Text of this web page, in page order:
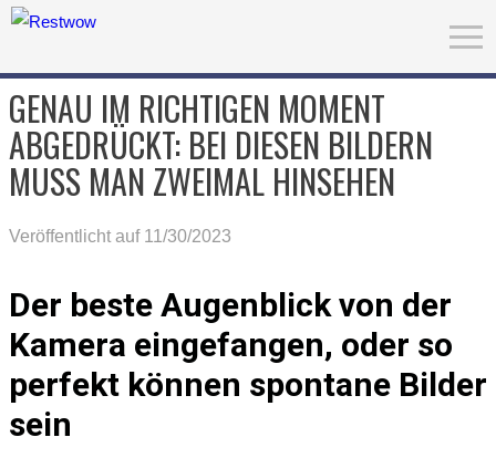
GENAU IM RICHTIGEN MOMENT
ABGEDRÜCKT: BEI DIESEN BILDERN
MUSS MAN ZWEIMAL HINSEHEN
Veröffentlicht auf 11/30/2023
Der beste Augenblick von der
Kamera eingefangen, oder so
perfekt können spontane Bilder
sein